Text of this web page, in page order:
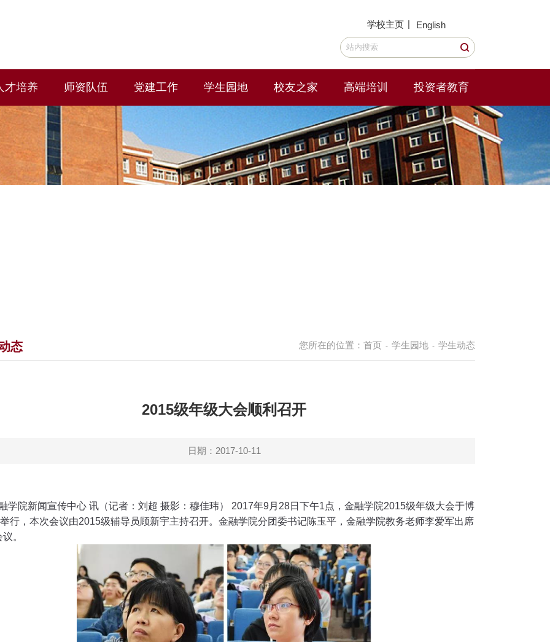
学校主页 | English
才培养 师资队伍 党建工作 学生园地 校友之家 高端培训 投资者教育
您所在的位置： 首页 - 学生园地 - 学生动态
态
2015级年级大会顺利召开
日期：2017-10-11
院新闻宣传中心 讯（记者：刘超 摄影：穆佳玮） 2017年9月 28日下午1点，金融学院2015级年级大会于博
举行，本次会议由2015级辅导员顾新宇主持召开。金融学院分团委书记陈玉平，金融学院教务老师李爱军出席
。